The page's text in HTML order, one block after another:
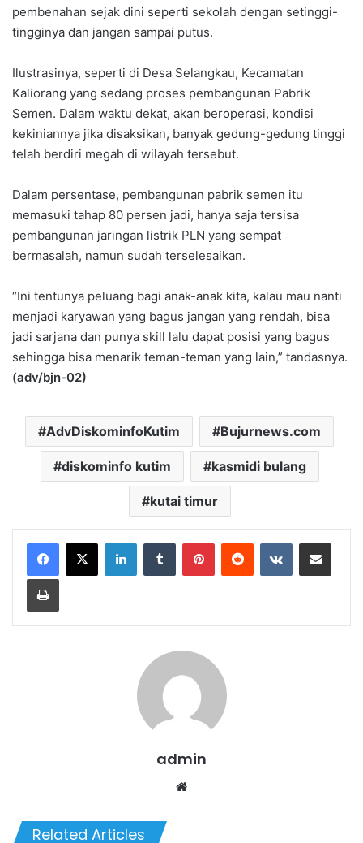
pembenahan sejak dini seperti sekolah dengan setinggi-
tingginya dan jangan sampai putus.
Ilustrasinya, seperti di Desa Selangkau, Kecamatan
Kaliorang yang sedang proses pembangunan Pabrik
Semen. Dalam waktu dekat, akan beroperasi, kondisi
kekiniannya jika disaksikan, banyak gedung-gedung tinggi
telah berdiri megah di wilayah tersebut.
Dalam persentase, pembangunan pabrik semen itu
memasuki tahap 80 persen jadi, hanya saja tersisa
pembangunan jaringan listrik PLN yang sempat
bermasalah, namun sudah terselesaikan.
“Ini tentunya peluang bagi anak-anak kita, kalau mau nanti
menjadi karyawan yang bagus jangan yang rendah, bisa
jadi sarjana dan punya skill lalu dapat posisi yang bagus
sehingga bisa menarik teman-teman yang lain,” tandasnya.
(adv/bjn-02)
AdvDiskominfoKutim Bujurnews.com
diskominfo kutim kasmidi bulang
kutai timur
LinkedInTumblr PinterestReddit VKontakteShare via Email
Print
admin
Related Articles